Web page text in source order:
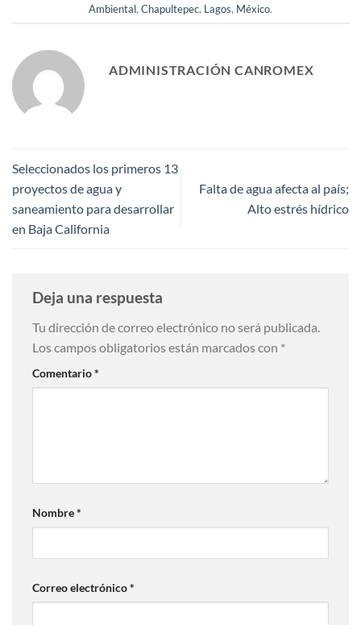
Ambiental, Chapultepec, Lagos, México.
ADMINISTRACIÓN CANROMEX
Seleccionados los primeros 13
proyectos de agua y
saneamiento para desarrollar
en Baja California
Falta de agua afecta al país;
Alto estrés hídrico
Deja una respuesta
Tu dirección de correo electrónico no será publicada.
Los campos obligatorios están marcados con *
Comentario*
Nombre*
Correo electrónico*